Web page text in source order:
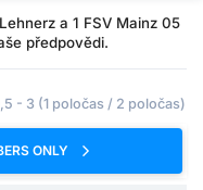
a 1 FSV Mainz 05
předpovědi.
- 3 (1 poločas / 2 poločas)
ONLY